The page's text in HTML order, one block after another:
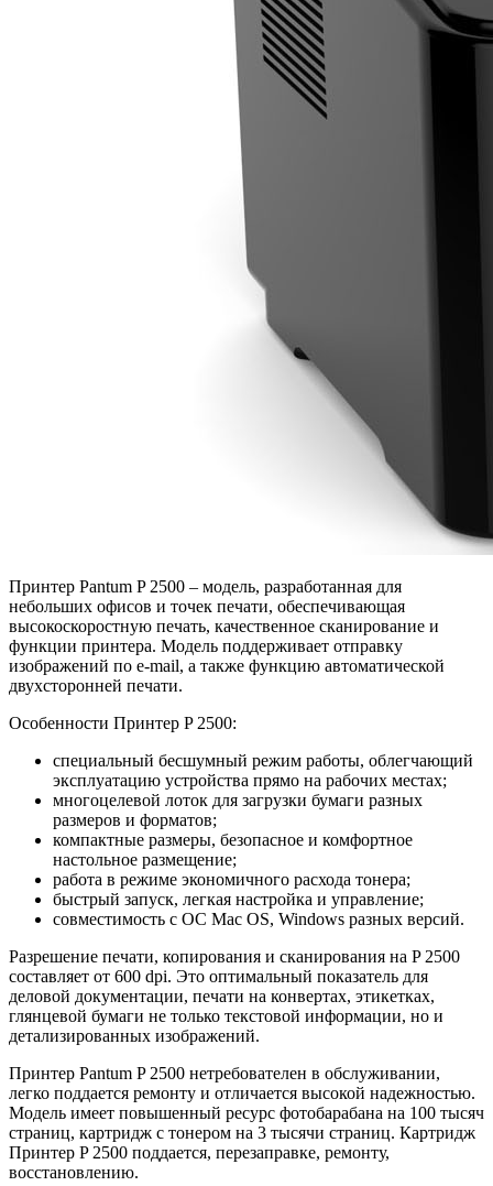
Принтер Pantum P 2500 – модель, разработанная для
небольших офисов и точек печати, обеспечивающая
высокоскоростную печать, качественное сканирование и
функции принтера. Модель поддерживает отправку
изображений по e-mail, а также функцию автоматической
двухсторонней печати.
Особенности Принтер P 2500:
специальный бесшумный режим работы, облегчающий
эксплуатацию устройства прямо на рабочих местах;
многоцелевой лоток для загрузки бумаги разных
размеров и форматов;
компактные размеры, безопасное и комфортное
настольное размещение;
работа в режиме экономичного расхода тонера;
быстрый запуск, легкая настройка и управление;
совместимость с ОС Mac OS, Windows разных версий.
Разрешение печати, копирования и сканирования на P 2500
составляет от 600 dpi. Это оптимальный показатель для
деловой документации, печати на конвертах, этикетках,
глянцевой бумаги не только текстовой информации, но и
детализированных изображений.
Принтер Pantum P 2500 нетребователен в обслуживании,
легко поддается ремонту и отличается высокой надежностью.
Модель имеет повышенный ресурс фотобарабана на 100 тысяч
страниц, картридж с тонером на 3 тысячи страниц. Картридж
Принтер P 2500 поддается, перезаправке, ремонту,
восстановлению.